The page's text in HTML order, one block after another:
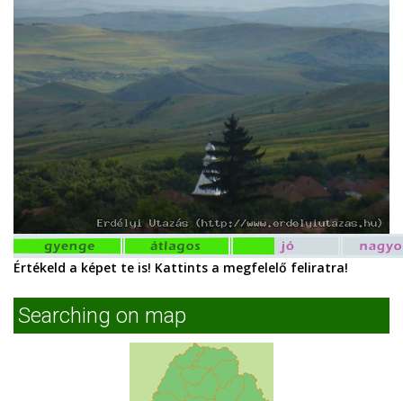
Értékeld a képet te is! Kattints a megfelelő feliratra!
Searching on map